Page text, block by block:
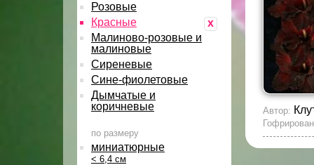
Розовые
x
Красные
Малиново-розовые и
малиновые
Сиреневые
Сине-фиолетовые
Дымчатые и
коричневые
по размеру
миниатюрные
< 6,4 см
Автор: